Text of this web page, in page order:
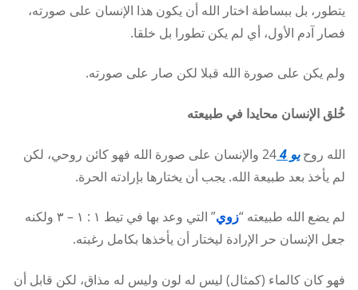
يتطور، بل ببساطة اختار الله أن يكون هذا الإنسان على صورته،
فصار آدم الأول، أي لم يكن تطورا بل خلقا.
ولم يكن على صورة الله قبلا لكن صار على صورته.
خُلق الإنسان محايدا في طبيعته
الله روحيو 4
24 والإنسان على صورة الله فهو كائن روحي، لكن
لم يأخذ بعد طبيعة الله. يجب أن يختارها بإرادته الحرة.
لم يضع الله طبيعته “زوي
” التي وعد بها في تيط ١ : ١ – ٣ ولكنه
جعل الإنسان حر الإرادة ليختار أن يأخذها بكامل رغبته.
فهو كان كالماء (كمثال) ليس له لون وليس له مذاق، لكن قابل أن